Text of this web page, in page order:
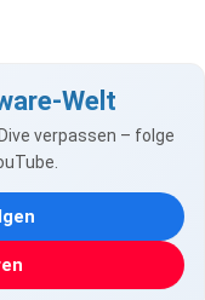
Welt
verpassen – folge